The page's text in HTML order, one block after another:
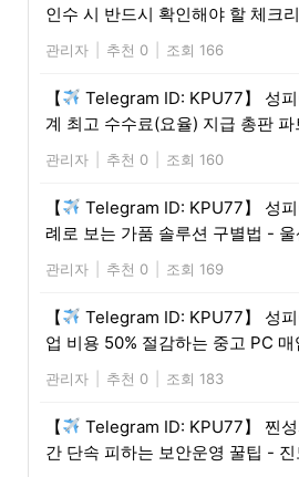
인수 시 반드시 확인해야 할 체크
관리자 추천 0 조회 166
【
Telegram ID: KPU77】 성
계 최고 수수료(요율) 지급 총판
관리자 추천 0 조회 160
【
Telegram ID: KPU77】 성
례로 보는 가품 솔루션 구별법 -
관리자 추천 0 조회 169
【
Telegram ID: KPU77】 성
업 비용 50% 절감하는 중고 PC
관리자 추천 0 조회 183
【
Telegram ID: KPU77】 찐
간 단속 피하는 보안운영 꿀팁 - 진